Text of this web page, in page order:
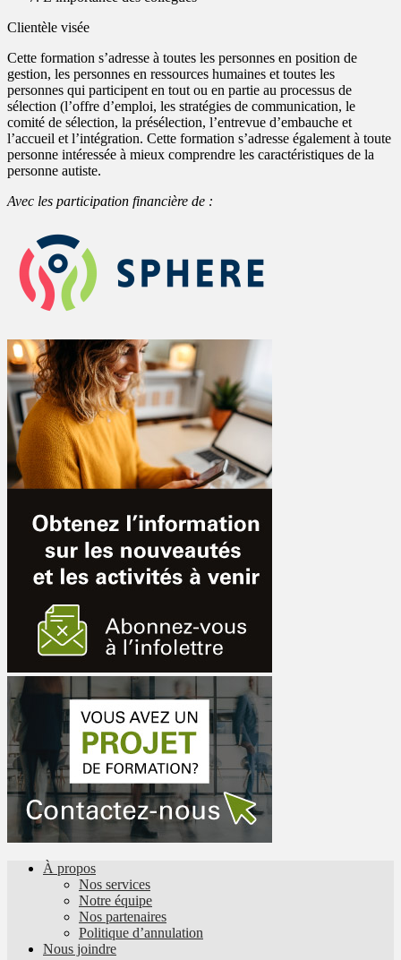
Clientèle visée
Cette formation s’adresse à toutes les personnes en position de
gestion, les personnes en ressources humaines et toutes les
personnes qui participent en tout ou en partie au processus de
sélection (l’offre d’emploi, les stratégies de communication, le
comité de sélection, la présélection, l’entrevue d’embauche et
l’accueil et l’intégration. Cette formation s’adresse également à toute
personne intéressée à mieux comprendre les caractéristiques de la
personne autiste.
Avec les participation financière de :
À propos
Nos services
Notre équipe
Nos partenaires
Politique d’annulation
Nous joindre